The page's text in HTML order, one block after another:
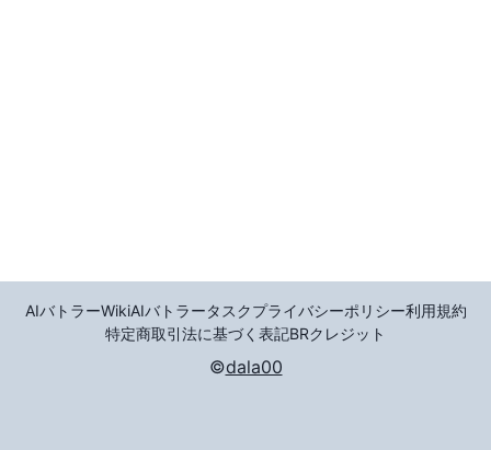
AIバトラーWikiAIバトラータスクプライバシーポリシー利用規約
特定商取引法に基づく表記BRクレジット
©dala00